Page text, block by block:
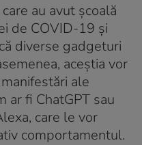
au avut școală
de COVID-19 și
diverse gadgeturi
aceștia vor
ale
ar fi ChatGPT sau
care le vor
comportamentul.